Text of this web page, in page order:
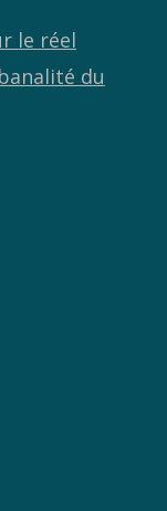
le réel
du